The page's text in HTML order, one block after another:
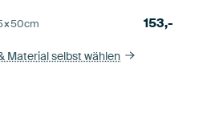
cm 153,-
Material selbst wählen